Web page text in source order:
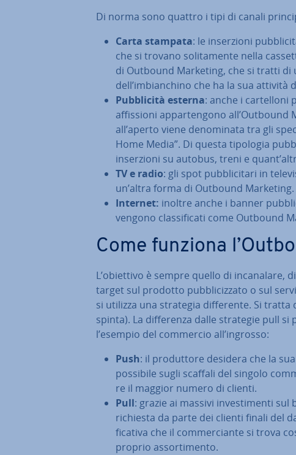
Di norma sono quattro i tipi di canali
Carta stampata: le in­ser­zio­ni
che si trovano so­li­ta­men­te nella
di Outbound Marketing, che si tratti di
dell’im­bian­chi­no che ha la sua attività
Pub­bli­ci­tà esterna: anche i car­tel­lo­ni
af­fis­sio­ni ap­par­ten­go­no all’Outbound
all’aperto viene de­no­mi­na­ta tra gli
Home Media”. Di questa tipologia
in­ser­zio­ni su autobus, treni e
TV e radio: gli spot pub­bli­ci­ta­ri in
un’altra forma di Outbound Marketing.
Internet: inoltre anche i banner
vengono clas­si­fi­ca­ti come Outbound
Come funziona
L’obiettivo è sempre quello di in­ca­na­la­re,
target sul prodotto pub­bli­ciz­za­to o sul
si utilizza una strategia dif­fe­ren­te. Si tratta
spinta). La dif­fe­ren­za dalle strategie pull si
l’esempio del commercio all’ingrosso:
Push: il pro­dut­to­re desidera che la
possibile sugli scaffali del singolo
re il maggior numero di clienti.
Pull: grazie ai massivi in­ve­sti­men­ti sul
richiesta da parte dei clienti finali del
fi­ca­ti­va che il com­mer­cian­te si trova
proprio as­sor­ti­men­to.